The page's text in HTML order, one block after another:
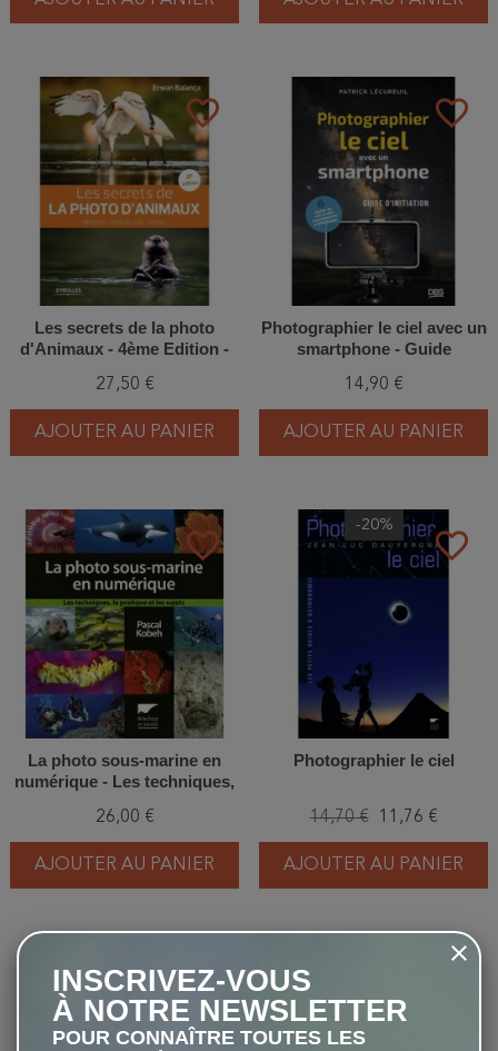
favorite_border
Les secrets de la photo
d'Animaux - 4ème Edition -
terrain
27,50 €
AJOUTER AU PANIER
favorite_border
Photographier le ciel avec un
smartphone - Guide
14,90 €
AJOUTER AU PANIER
favorite_border
La photo sous-marine en
numérique - Les techniques,
26,00 €
AJOUTER AU PANIER
favorite_border
-20%
Photographier le ciel
14,70 € 11,76 €
AJOUTER AU PANIER
favorite_border
INSCRIVEZ-VOUS
À NOTRE NEWSLETTER
POUR CONNAÎTRE TOUTES LES